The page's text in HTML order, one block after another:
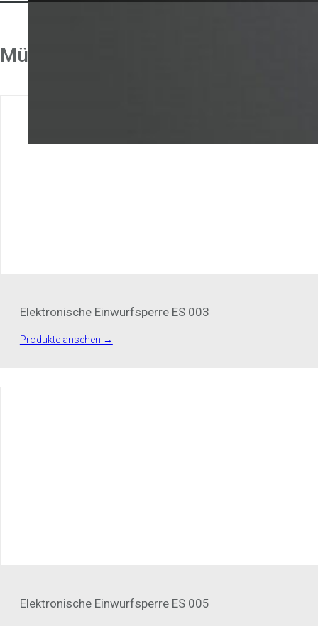
Münzeinwurf
Elektronische Einwurfsperre ES 003
Produkte ansehen →
Elektronische Einwurfsperre ES 005